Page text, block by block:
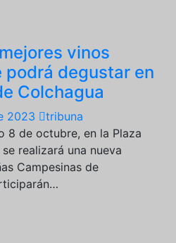
vinos
podrá degustar en
Colchagua
2023
tribuna
8 de octubre, en la Plaza
realizará una nueva
Campesinas de